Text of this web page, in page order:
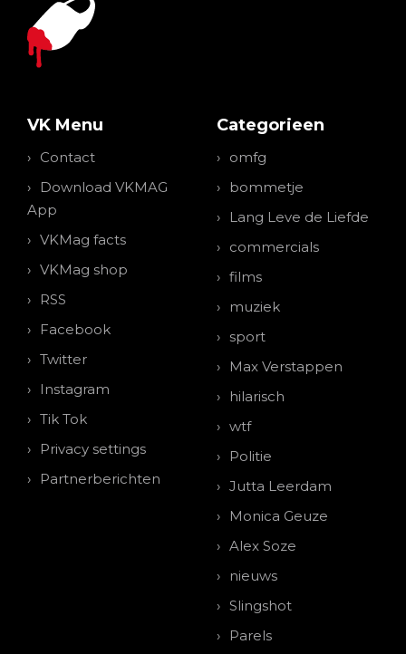
VK Menu
Contact
Download VKMAG
App
VKMag facts
VKMag shop
RSS
Facebook
Twitter
Instagram
Tik Tok
Privacy settings
Partnerberichten
Categorieen
omfg
bommetje
Lang Leve de Liefde
commercials
films
muziek
sport
Max Verstappen
hilarisch
wtf
Politie
Jutta Leerdam
Monica Geuze
Alex Soze
nieuws
Slingshot
Parels